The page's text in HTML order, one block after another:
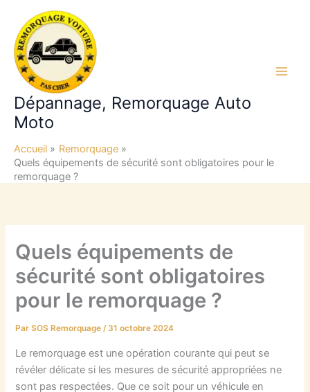
contenu
Dépannage, Remorquage Auto
Moto
Accueil
Remorquage
Quels équipements de sécurité sont obligatoires pour le
remorquage ?
Quels équipements de
sécurité sont obligatoires
pour le remorquage ?
ParSOS Remorquage/ 31 octobre 2024
Le remorquage est une opération courante qui peut se
révéler délicate si les mesures de sécurité appropriées ne
sont pas respectées. Que ce soit pour un véhicule en